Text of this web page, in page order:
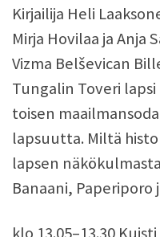
Kirjailija Heli
Mirja Hovilaa ja Anja
Vizma Belševican
Tungalin Toveri
toisen
lapsuutta. Miltä
lapsen
Banaani, Paperiporo